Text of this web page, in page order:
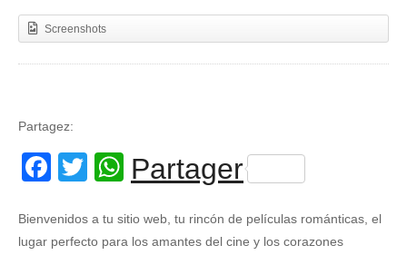
Screenshots
Partagez:
Facebook
TwitterWhatsApp
Partager
Bienvenidos a tu sitio web, tu rincón de películas románticas, el
lugar perfecto para los amantes del cine y los corazones